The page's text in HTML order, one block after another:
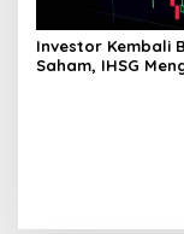
Investor Kembali
Saham, IHSG